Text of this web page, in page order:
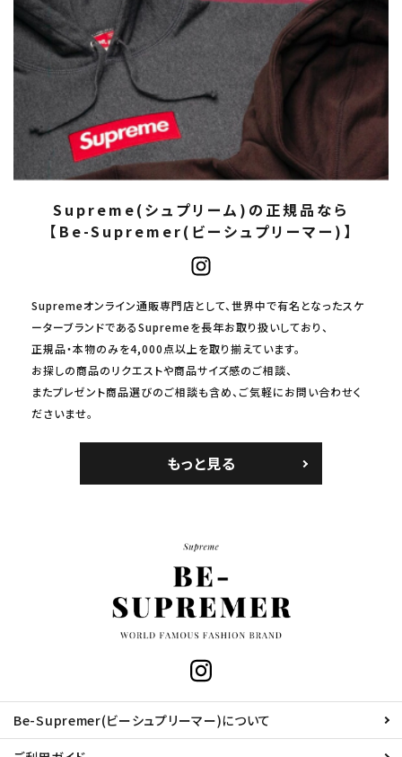
Supreme(シュプリーム)の正規品なら
【Be-Supremer(ビーシュプリーマー)】
Supremeオンライン通販専門店として、世界中で有名となったスケ
ーターブランドであるSupremeを長年お取り扱いしており、
正規品・本物のみを4,000点以上を取り揃えています。
お探しの商品のリクエストや商品サイズ感のご相談、
またプレゼント商品選びのご相談も含め、ご気軽にお問い合わせく
ださいませ。
もっと見る
Be-Supremer(ビーシュプリーマー)について